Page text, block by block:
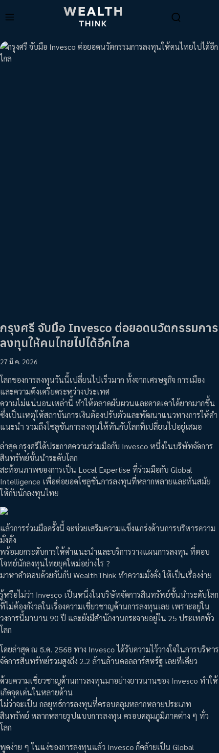
กรุงศรี จับมือ Invesco ต่อยอดนวัตกรรมการ
ลงทุนให้คนไทยไปได้อีกไกล
27 มี.ค. 2026
โลกของการลงทุนวันนี้เปลี่ยนไปเร็วมาก ทั้งจากเศรษฐกิจ การเมือง
และความตึงเครียดระหว่างประเทศ
ความไม่แน่นอนเหล่านี้ ทำให้ตลาดผันผวนและคาดเดาได้ยากมากขึ้น
ซึ่งเป็นเหตุให้สถาบันการเงินต้องปรับตัวและพัฒนาแนวทางการให้คำ
แนะนำ รวมถึงโซลูชันการลงทุนให้ทันกับโลกที่เปลี่ยนไปอยู่เสมอ
ล่าสุด กรุงศรีได้ประกาศความร่วมมือกับ Invesco หนึ่งในบริษัทจัดการ
สินทรัพย์ชั้นนำระดับโลก
สะท้อนภาพของการเป็น Local Expertise ที่ร่วมมือกับ Global
Intelligence เพื่อต่อยอดโซลูชันการลงทุนที่หลากหลายและทันสมัย
ให้กับนักลงทุนไทย
แล้วการร่วมมือครั้งนี้ จะช่วยเสริมความแข็งแกร่งด้านการบริหารความ
มั่งคั่ง
พร้อมยกระดับการให้คำแนะนำและบริการวางแผนการลงทุน ที่ตอบ
โจทย์นักลงทุนไทยยุคใหม่อย่างไร ?
มาหาคำตอบด้วยกันกับ WealthThink ทำความมั่งคั่ง ให้เป็นเรื่องง่าย
รู้หรือไม่ว่า Invesco เป็นหนึ่งในบริษัทจัดการสินทรัพย์ชั้นนำระดับโลก
ที่ไม่ต้องกังวลในเรื่องความเชี่ยวชาญด้านการลงทุนเลย เพราะอยู่ใน
วงการนี้มานาน 90 ปี และยังมีสำนักงานกระจายอยู่ใน 25 ประเทศทั่ว
โลก
โดยล่าสุด ณ ธ.ค. 2568 ทาง Invesco ได้รับความไว้วางใจในการบริหาร
จัดการสินทรัพย์รวมสูงถึง 2.2 ล้านล้านดอลลาร์สหรัฐ เลยทีเดียว
ด้วยความเชี่ยวชาญด้านการลงทุนมาอย่างยาวนานของ Invesco ทำให้
เกิดจุดเด่นในหลายด้าน
ไม่ว่าจะเป็น กลยุทธ์การลงทุนที่ครอบคลุมหลากหลายประเภท
สินทรัพย์ หลากหลายรูปแบบการลงทุน ครอบคลุมภูมิภาคต่าง ๆ ทั่ว
โลก
พูดง่าย ๆ ในแง่ของการลงทุนแล้ว Invesco ก็คล้ายเป็น Global